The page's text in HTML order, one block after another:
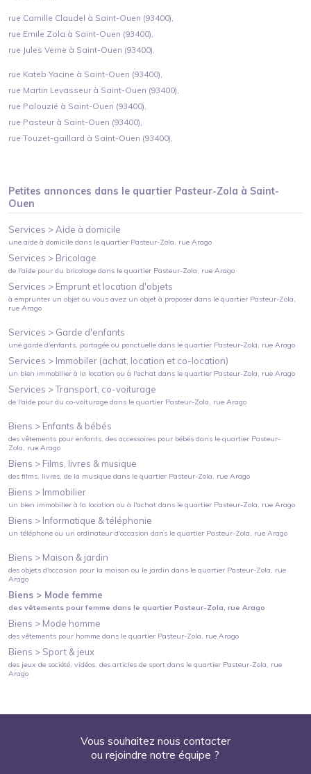
rue Camille Claudel à Saint-Ouen (93400),
rue Emile Zola à Saint-Ouen (93400),
rue Jules Verne à Saint-Ouen (93400),
rue Kateb Yacine à Saint-Ouen (93400),
rue Martin Levasseur à Saint-Ouen (93400),
rue Palouzié à Saint-Ouen (93400),
rue Pasteur à Saint-Ouen (93400),
rue Touzet-gaillard à Saint-Ouen (93400),
Petites annonces dans le quartier Pasteur-Zola à Saint-
Ouen
Services >Aide à domicile
une aide à domicile dans le quartier Pasteur-Zola, rue Arago
Services > Bricolage
de l'aide pour du bricolage dans le quartier Pasteur-Zola, rue Arago
Services > Emprunt et location d'objets
à emprunter un objet ou vous avez un objet à proposer dans le quartier Pasteur-Zola,
rue Arago
Services > Garde d'enfants
une garde d'enfants, partagée ou ponctuelle dans le quartier Pasteur-Zola, rue Arago
Services > Immobiler (achat, location et co-location)
un bien immobilier à la location ou à l'achat dans le quartier Pasteur-Zola, rue Arago
Services >Transport, co-voiturage
de l'aide pour du co-voiturage dans le quartier Pasteur-Zola, rue Arago
Biens > Enfants & bébés
des vêtements pour enfants, des accessoires pour bébés dans le quartier Pasteur-
Zola, rue Arago
Biens > Films, livres & musique
des films, livres, de la musique dans le quartier Pasteur-Zola, rue Arago
Biens > Immobilier
un bien immobilier à la location ou à l'achat dans le quartier Pasteur-Zola, rue Arago
Biens > Informatique & téléphonie
un téléphone ou un ordinateur d'occasion dans le quartier Pasteur-Zola, rue Arago
Biens > Maison & jardin
des objets d'occasion pour la maison ou le jardin dans le quartier Pasteur-Zola, rue
Arago
Biens > Mode femme
des vêtements pour femme dans le quartierPasteur-Zola, rue Arago
Biens > Mode homme
des vêtements pour homme dans le quartier Pasteur-Zola, rue Arago
Biens > Sport & jeux
des jeux de société, vidéos, des articles de sport dans le quartier Pasteur-Zola, rue
Arago
Vous souhaitez nous contacter
ou rejoindre notre équipe ?